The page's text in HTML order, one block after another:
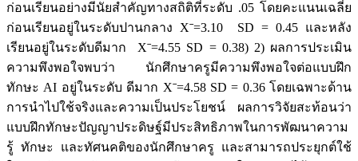
ก่อนเรียนอย่างมีนัยสำคัญทางสถิติที่ระดับ .05 โดยคะแนนเฉลี่ย
ก่อนเรียนอยู่ในระดับปานกลาง Xˉ=3.10 SD = 0.45 และหลัง
เรียนอยู่ในระดับดีมาก Xˉ=4.55 SD = 0.38) 2) ผลการประเมิน
ความพึงพอใจพบว่า นักศึกษาครูมีความพึงพอใจต่อแบบฝึก
ทักษะ AI อยู่ในระดับ ดีมาก Xˉ=4.58 SD = 0.36 โดยเฉพาะด้าน
การนำไปใช้จริงและความเป็นประโยชน์ ผลการวิจัยสะท้อนว่า
แบบฝึกทักษะปัญญาประดิษฐ์มีประสิทธิภาพในการพัฒนาความ
รู้ ทักษะ และทัศนคติของนักศึกษาครู และสามารถประยุกต์ใช้